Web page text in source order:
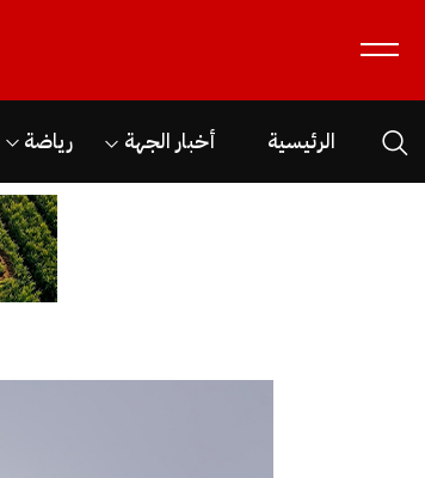
الرئيسية أخبار الجهة رياضة